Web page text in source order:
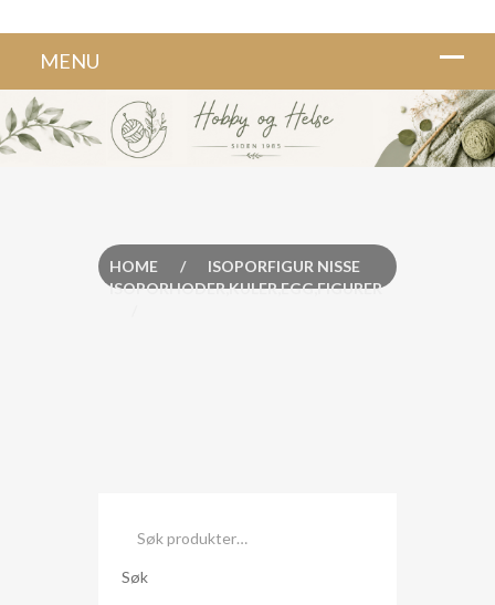
HOME
/
ISOPORHODER,KULER,EGG,FIGURER
ISOPORFIGUR NISSE
etter:
Søk